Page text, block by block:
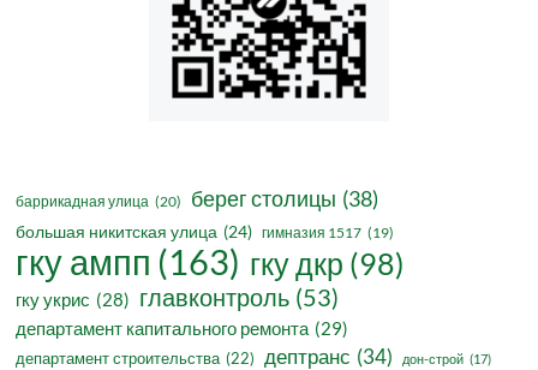
баррикадная улица (20) берег столицы (38)
большая никитская улица (24) гимназия 1517 (19)
гку ампп (163) гку дкр (98)
гку укрис (28) главконтроль (53)
департамент капитального ремонта (29)
департамент строительства (22) дептранс (34) дон-строй (17)